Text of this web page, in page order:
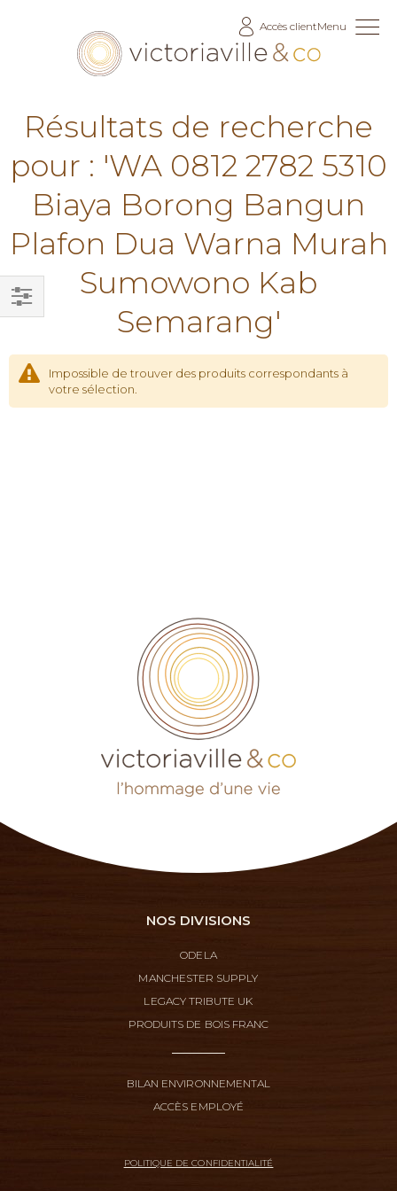
Accès clientMenu
Résultats de recherche
pour : 'WA 0812 2782 5310
Biaya Borong Bangun
Plafon Dua Warna Murah
Sumowono Kab
Semarang'
Impossible de trouver des produits correspondants à
votre sélection.
Filtrer
NOS DIVISIONS
ODELA
MANCHESTER SUPPLY
LEGACY TRIBUTE UK
PRODUITS DE BOIS FRANC
BILAN ENVIRONNEMENTAL
ACCÈS EMPLOYÉ
POLITIQUE DE CONFIDENTIALITÉ